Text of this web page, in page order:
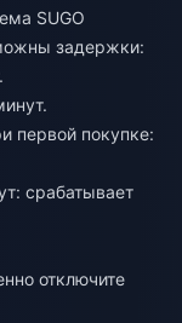
SUGO
задержки:
первой покупке:
срабатывает
отключите